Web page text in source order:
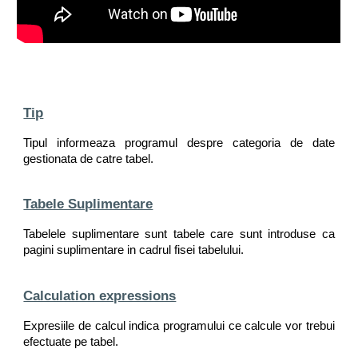
Tip
Tipul informeaza programul despre categoria de date
gestionata de catre tabel.
Tabele Suplimentare
Tabelele suplimentare sunt tabele care sunt introduse ca
pagini suplimentare in cadrul fisei tabelului.
Calculation expressions
Expresiile de calcul indica programului ce calcule vor trebui
efectuate pe tabel.